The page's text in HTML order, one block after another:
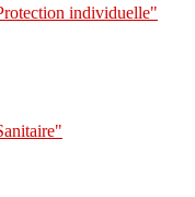
individuelle"